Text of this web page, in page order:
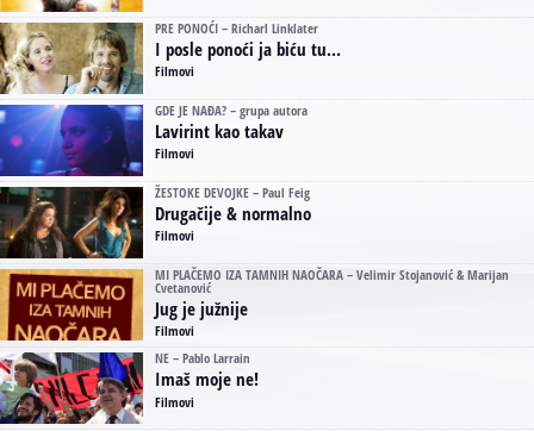
PRE PONOĆI – Richarl Linklater
I posle ponoći ja biću tu...
Filmovi
GDE JE NAĐA? – grupa autora
Lavirint kao takav
Filmovi
ŽESTOKE DEVOJKE – Paul Feig
Drugačije & normalno
Filmovi
MI PLAČEMO IZA TAMNIH NAOČARA – Velimir Stojanović & Marijan
Cvetanović
Jug je južnije
Filmovi
NE – Pablo Larrain
Imaš moje ne!
Filmovi